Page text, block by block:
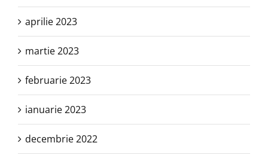
aprilie 2023
martie 2023
februarie 2023
ianuarie 2023
decembrie 2022